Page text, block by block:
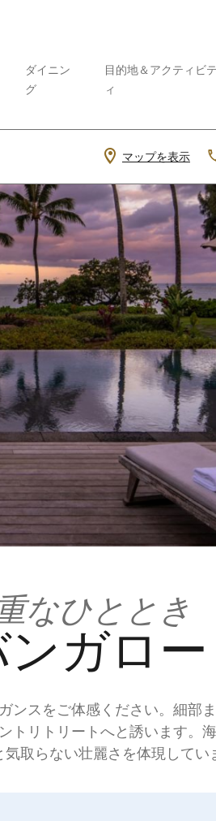
ダイニン
グ
目的地＆アクティビテ
ィ
マップを表示
なひととき
ガロー
スをご体感ください。細部
リトリートへと誘います。
取らない壮麗さを体現してい